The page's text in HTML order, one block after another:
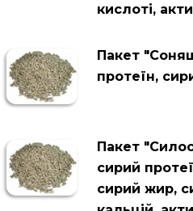
кислоті,
Пакет
протеїн,
Пакет
сирий
сирий жир,